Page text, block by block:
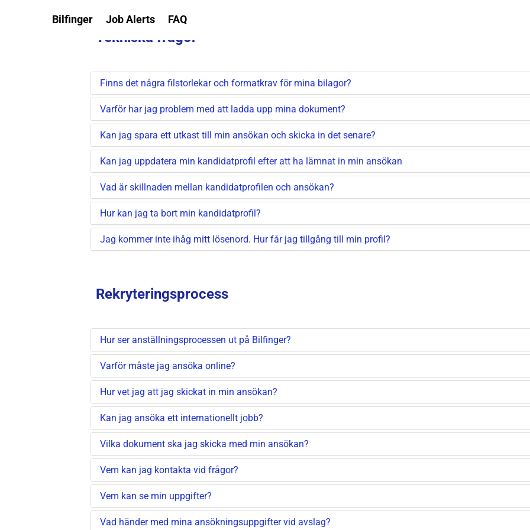
Bilfinger Job Alerts FAQ
Tekniska frågor
Finns det några filstorlekar och formatkrav för mina bilagor?
Varför har jag problem med att ladda upp mina dokument?
Kan jag spara ett utkast till min ansökan och skicka in det senare?
Kan jag uppdatera min kandidatprofil efter att ha lämnat in min ansökan
Vad är skillnaden mellan kandidatprofilen och ansökan?
Hur kan jag ta bort min kandidatprofil?
Jag kommer inte ihåg mitt lösenord. Hur får jag tillgång till min profil?
Rekryteringsprocess
Hur ser anställningsprocessen ut på Bilfinger?
Varför måste jag ansöka online?
Hur vet jag att jag skickat in min ansökan?
Kan jag ansöka ett internationellt jobb?
Vilka dokument ska jag skicka med min ansökan?
Vem kan jag kontakta vid frågor?
Vem kan se min uppgifter?
Vad händer med mina ansökningsuppgifter vid avslag?